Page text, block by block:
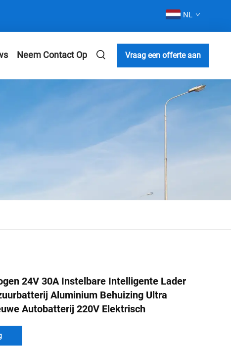
NL
Neem Contact Op Vraag een offerte aan
24V 30A Instelbare Intelligente Lader
Aluminium Behuizing Ultra
Autobatterij 220V Elektrisch